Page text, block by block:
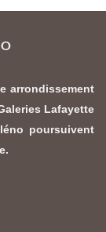
arrondissement
Lafayette
poursuivent